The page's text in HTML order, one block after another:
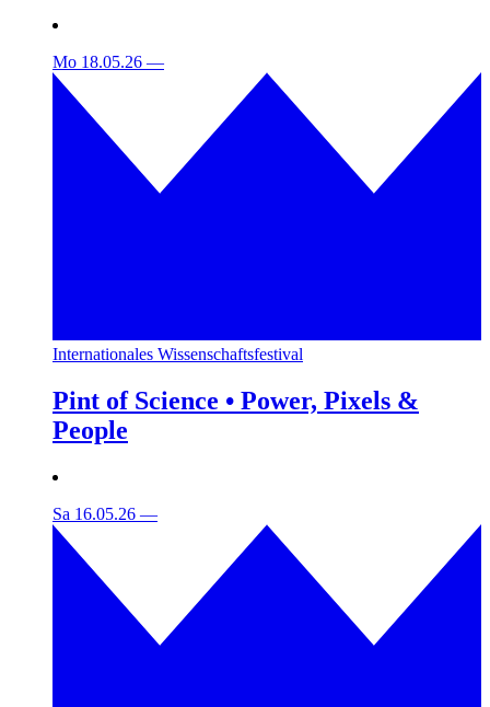
Mo 18.05.26 —
Internationales Wissenschaftsfestival
Pint of Science • Power, Pixels &
People
Sa 16.05.26 —